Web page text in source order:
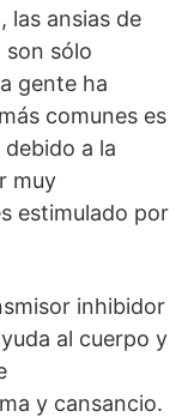
las ansias de
son sólo
gente ha
comunes es
a la
muy
estimulado por
inhibidor
al cuerpo y
y cansancio.